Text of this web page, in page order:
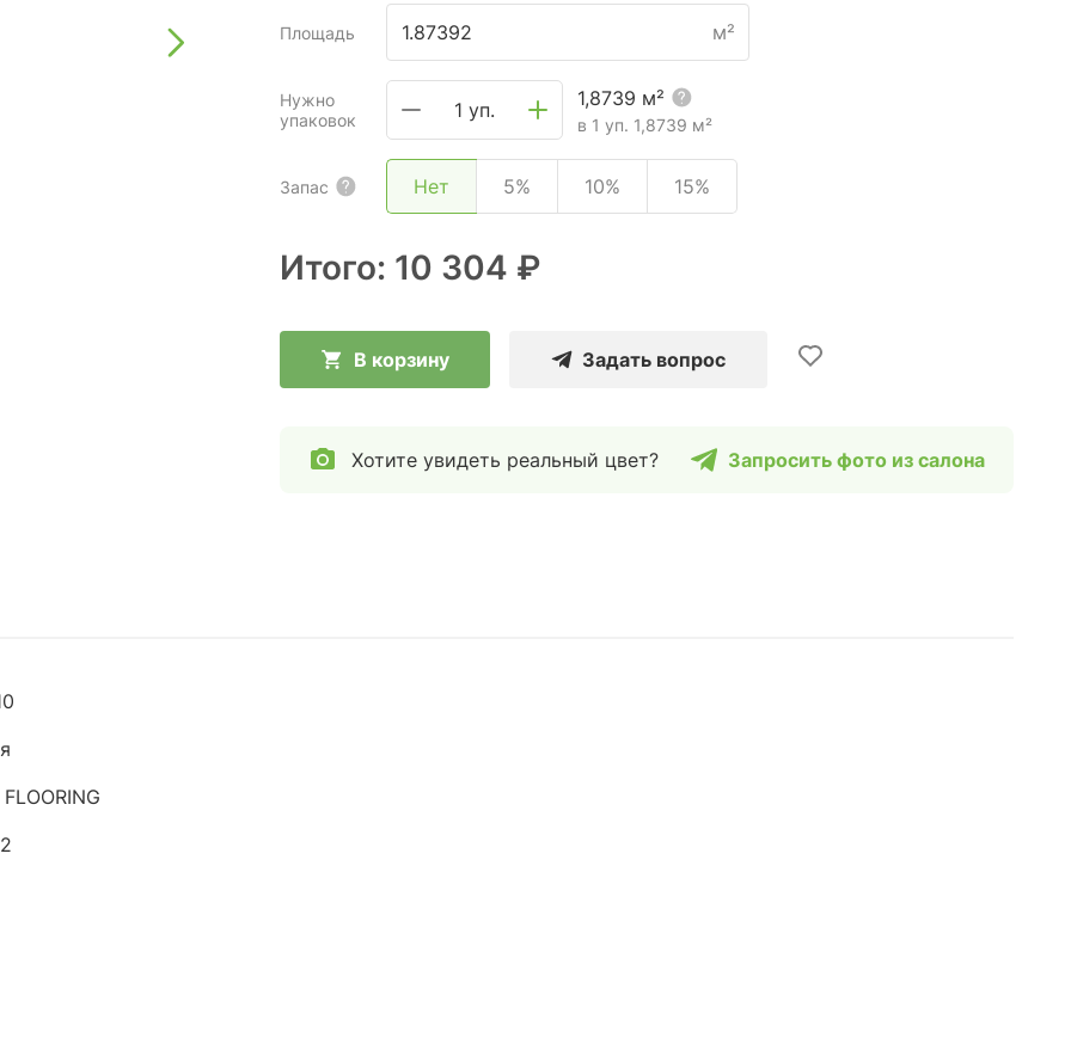
Площадь м²
Нужно
упаковок
1 уп.
1,8739 м²
в 1 уп. 1,8739 м²
Запас Нет 5% 10% 15%
Итого: 10 304 ₽
В корзину Задать вопрос
Хотите увидеть реальный цвет? Запросить фото из салона